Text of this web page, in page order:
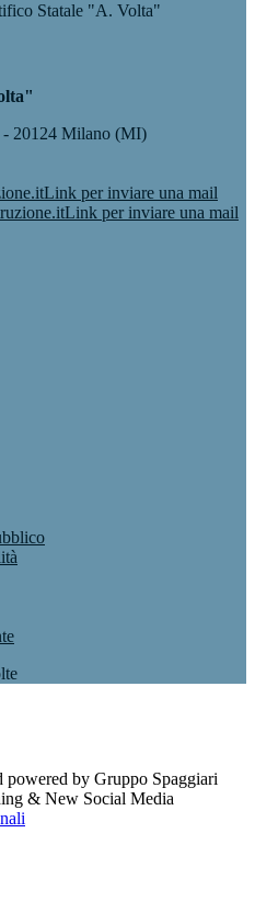
Statale "A. Volta"
- 20124 Milano (MI)
Link per inviare una mail
Link per inviare una mail
powered by Gruppo Spaggiari
& New Social Media